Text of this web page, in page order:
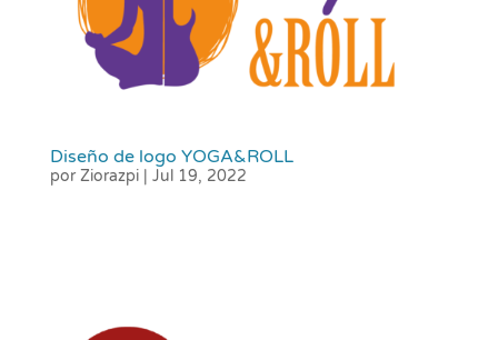
Diseño de logo YOGA&ROLL
por Ziorazpi| Jul 19, 2022